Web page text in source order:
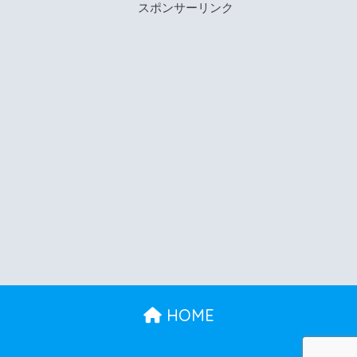
スポンサーリンク
HOME